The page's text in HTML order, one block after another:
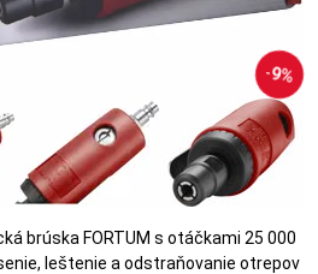
9%
brúska FORTUM s otáčkami 25 000
leštenie a odstraňovanie otrepov